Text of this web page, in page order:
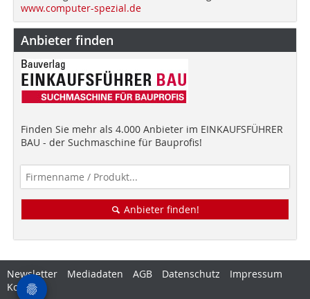
www.computer-spezial.de
Anbieter finden
Finden Sie mehr als 4.000 Anbieter im EINKAUFSFÜHRER
BAU - der Suchmaschine für Bauprofis!
Anbieter finden!
Newsletter Mediadaten AGB Datenschutz
Impressum
Kontakt